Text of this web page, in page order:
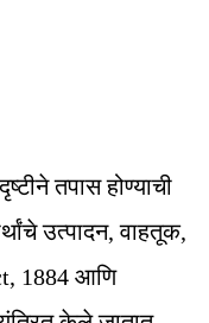
तपास होण्याची
उत्पादन, वाहतूक,
1884 आणि